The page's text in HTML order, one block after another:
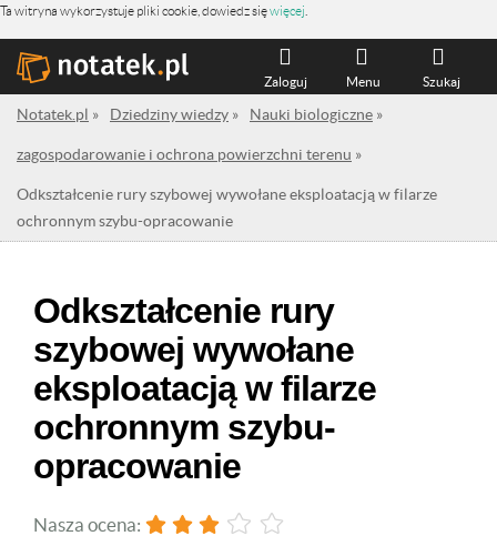
Ta witryna wykorzystuje pliki cookie, dowiedz sięwięcej
Szukaj
Menu
Zaloguj
Notatek.pl » Dziedziny wiedzy » Nauki biologiczne »
zagospodarowanie i ochrona powierzchni terenu »
Odkształcenie rury szybowej wywołane eksploatacją w filarze
ochronnym szybu-opracowanie
Odkształcenie rury
szybowej wywołane
eksploatacją w filarze
ochronnym szybu-
opracowanie
Nasza ocena: